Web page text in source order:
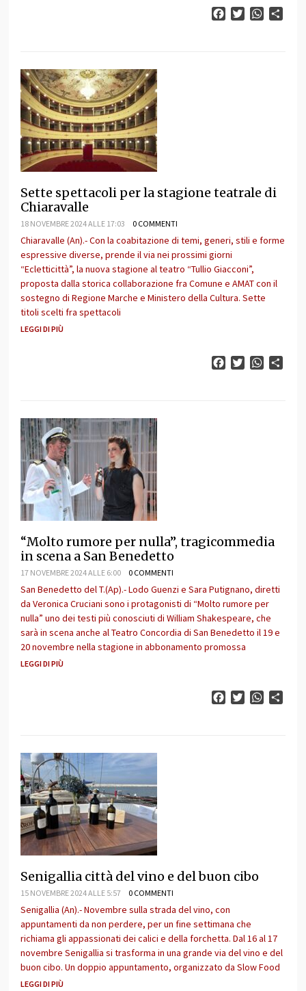
FacebookTwitter
Sette spettacoli per la stagione teatrale di
Chiaravalle
18 NOVEMBRE 2024 ALLE 17:03 0 COMMENTI
Chiaravalle (An).- Con la coabitazione di temi, generi, stili e forme
espressive diverse, prende il via nei prossimi giorni
“Ecletticittà”, la nuova stagione al teatro “Tullio Giacconi”,
proposta dalla storica collaborazione fra Comune e AMAT con il
sostegno di Regione Marche e Ministero della Cultura. Sette
titoli scelti fra spettacoli
LEGGI DI PIÙ
FacebookTwitter
“Molto rumore per nulla”, tragicommedia
in scena a San Benedetto
17 NOVEMBRE 2024 ALLE 6:00 0 COMMENTI
San Benedetto del T.(Ap).- Lodo Guenzi e Sara Putignano, diretti
da Veronica Cruciani sono i protagonisti di “Molto rumore per
nulla” uno dei testi più conosciuti di William Shakespeare, che
sarà in scena anche al Teatro Concordia di San Benedetto il 19 e
20 novembre nella stagione in abbonamento promossa
LEGGI DI PIÙ
FacebookTwitter
Senigallia città del vino e del buon cibo
15 NOVEMBRE 2024 ALLE 5:57 0 COMMENTI
Senigallia (An).- Novembre sulla strada del vino, con
appuntamenti da non perdere, per un fine settimana che
richiama gli appassionati dei calici e della forchetta. Dal 16 al 17
novembre Senigallia si trasforma in una grande via del vino e del
buon cibo. Un doppio appuntamento, organizzato da Slow Food
LEGGI DI PIÙ